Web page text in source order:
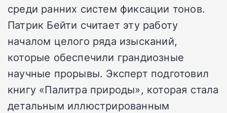
среди ранних систем фиксации тонов.
Патрик Бейти считает эту работу
началом целого ряда изысканий,
которые обеспечили грандиозные
научные прорывы. Эксперт подготовил
книгу «Палитра природы», которая стала
детальным иллюстрированным